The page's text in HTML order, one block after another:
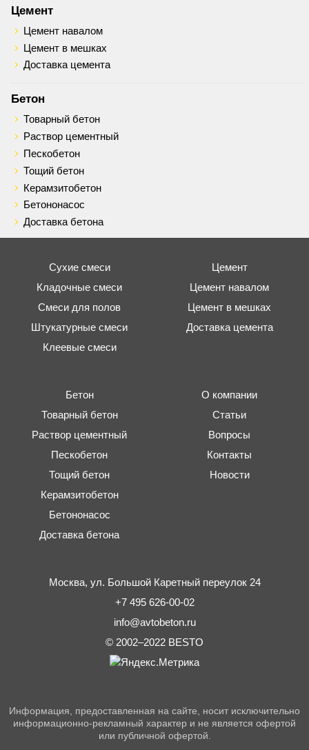
Цемент
Цемент навалом
Цемент в мешках
Доставка цемента
Бетон
Товарный бетон
Раствор цементный
Пескобетон
Тощий бетон
Керамзитобетон
Бетононасос
Доставка бетона
Сухие смеси
Кладочные смеси
Смеси для полов
Штукатурные смеси
Клеевые смеси
Цемент
Цемент навалом
Цемент в мешках
Доставка цемента
Бетон
Товарный бетон
Раствор цементный
Пескобетон
Тощий бетон
Керамзитобетон
Бетононасос
Доставка бетона
О компании
Статьи
Вопросы
Контакты
Новости
Москва, ул. Большой Каретный переулок 24
+7 495 626-00-02
info@avtobeton.ru
© 2002–2022 BESTO
Информация, предоставленная на сайте, носит исключительно
информационно-рекламный характер и не является офертой
или публичной офертой.